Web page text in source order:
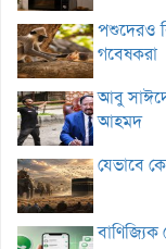
পশুদেরও
গবেষকরা
আবু
আহমদ
যেভাবে